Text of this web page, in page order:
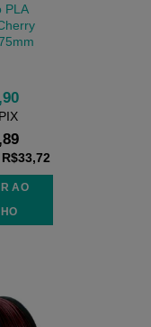
PLA
R$33,72
AO